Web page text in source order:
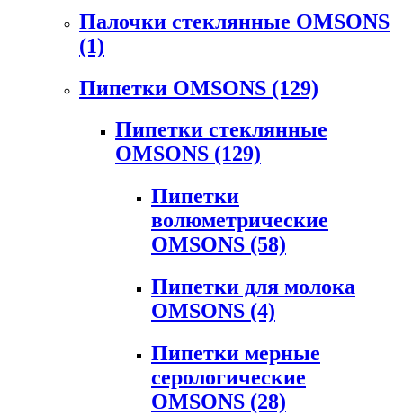
Палочки стеклянные OMSONS
(1)
Пипетки OMSONS (129)
Пипетки стеклянные
OMSONS (129)
Пипетки
волюметрические
OMSONS (58)
Пипетки для молока
OMSONS (4)
Пипетки мерные
серологические
OMSONS (28)